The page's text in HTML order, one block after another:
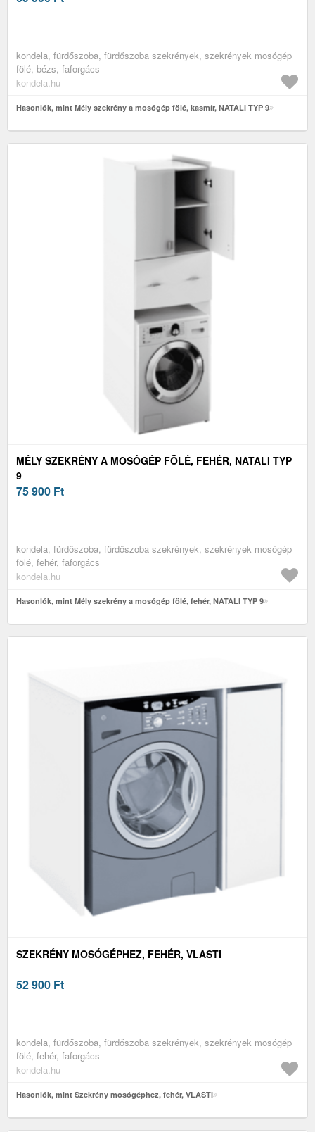
kondela, fürdőszoba, fürdőszoba szekrények, szekrények mosógép
fölé, bézs, faforgács
kondela.hu
Hasonlók, mint Mély szekrény a mosógép fölé, kasmír, NATALI TYP 9
MÉLY SZEKRÉNY A MOSÓGÉP FÖLÉ, FEHÉR, NATALI TYP
9
75 900 Ft
kondela, fürdőszoba, fürdőszoba szekrények, szekrények mosógép
fölé, fehér, faforgács
kondela.hu
Hasonlók, mint Mély szekrény a mosógép fölé, fehér, NATALI TYP 9
SZEKRÉNY MOSÓGÉPHEZ, FEHÉR, VLASTI
52 900 Ft
kondela, fürdőszoba, fürdőszoba szekrények, szekrények mosógép
fölé, fehér, faforgács
kondela.hu
Hasonlók, mint Szekrény mosógéphez, fehér, VLASTI